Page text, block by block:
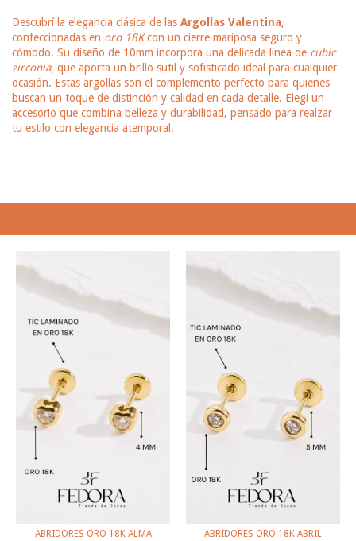
Descubrí la elegancia clásica de las Argollas Valentina,
confeccionadas en oro 18Kcon un cierre mariposa seguro y
cómodo. Su diseño de 10mm incorpora una delicada línea de cubic
zirconia, que aporta un brillo sutil y sofisticado ideal para cualquier
ocasión. Estas argollas son el complemento perfecto para quienes
buscan un toque de distinción y calidad en cada detalle. Elegí un
accesorio que combina belleza y durabilidad, pensado para realzar
tu estilo con elegancia atemporal.
ABRIDORES ORO 18K ALMA ABRIDORES ORO 18K ABRIL